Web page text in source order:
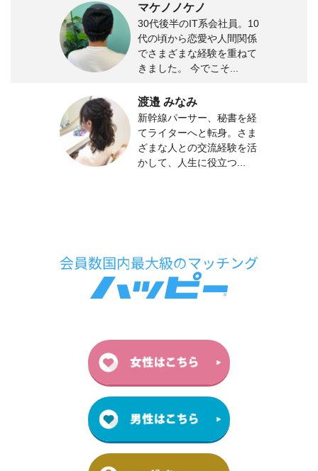
マケノノケノ
30代後半のIT系会社員。10
代の頃から恋愛や人間関係
でさまざまな経験を重ねて
きました。 今でこそ...
渡邉 みなみ
新幹線パーサー、秘書を経
てライターへと転身。さま
ざまな人との交流経験を活
かして、人生に役立つ...